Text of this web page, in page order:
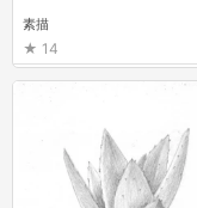
素描
14